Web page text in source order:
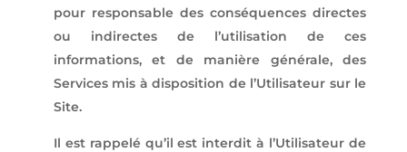
pour responsable des conséquences directes
ou indirectes de l’utilisation de ces
informations, et de manière générale, des
Services mis à disposition de l’Utilisateur sur le
Site.
Il est rappelé qu’il est interdit à l’Utilisateur de